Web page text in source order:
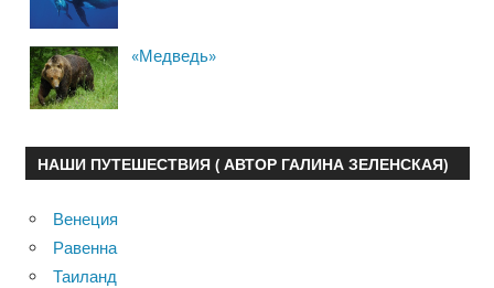
«Медведь»
НАШИ ПУТЕШЕСТВИЯ ( АВТОР ГАЛИНА ЗЕЛЕНСКАЯ)
Венеция
Равенна
Таиланд